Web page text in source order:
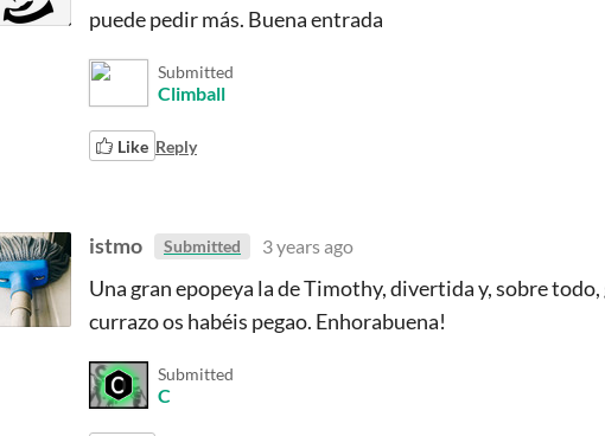
puede pedir más. Buena entrada
Submitted
Climball
Like Reply
istmo Submitted 3 years ago
Una gran epopeya la de Timothy, divertida y, sobre
currazo os habéis pegao. Enhorabuena!
Submitted
C